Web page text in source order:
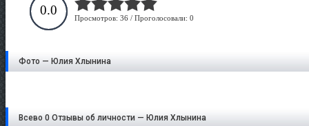
0.0
Просмотров: 36 / Проголосовали: 0
Фото — Юлия Хлынина
Всево 0 Отзывы об личности — Юлия Хлынина